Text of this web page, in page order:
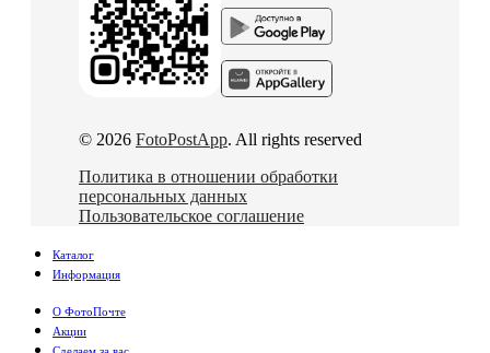
© 2026 FotoPostApp. All rights reserved
Политика в отношении обработки
персональных данных
Пользовательское соглашение
Каталог
Информация
О ФотоПочте
Акции
Сделаем за вас